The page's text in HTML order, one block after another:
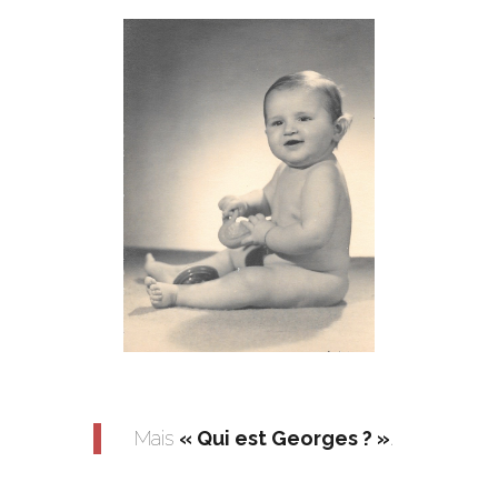
Mais « Qui est Georges ? »